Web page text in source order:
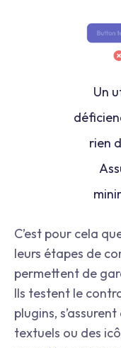
Un
rien
C’est pour cela
leurs étapes de
permettent de
Ils testent le
plugins,
textuels ou des